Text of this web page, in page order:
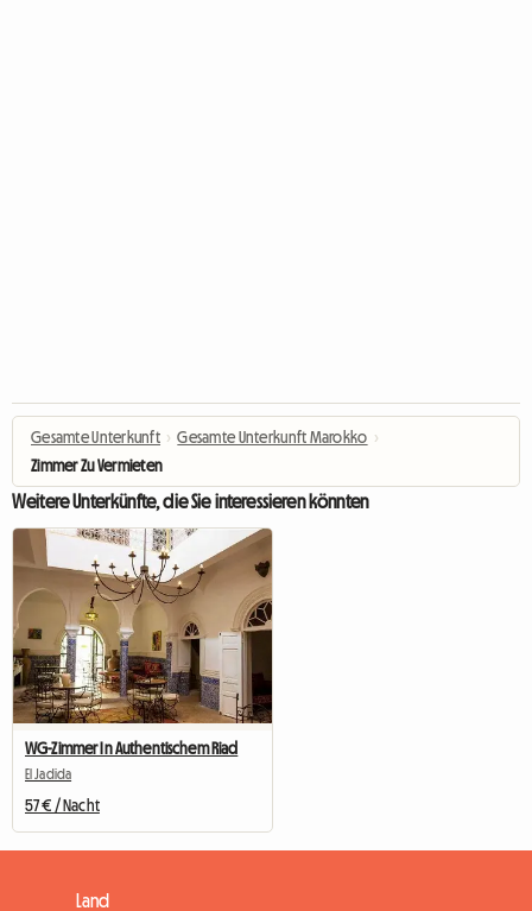
Gesamte Unterkunft › Gesamte Unterkunft Marokko ›
Zimmer Zu Vermieten
Weitere Unterkünfte, die Sie interessieren könnten
WG-Zimmer In Authentischem Riad
El Jadida
57 € / Nacht
Land